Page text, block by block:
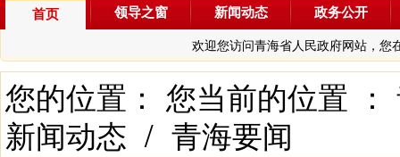
首页
欢迎您访问青海省人民政府网站，您
领导之窗 新闻动态 政务公开
您的位置： 您当前的位置 ：
新闻动态 / 青海要闻